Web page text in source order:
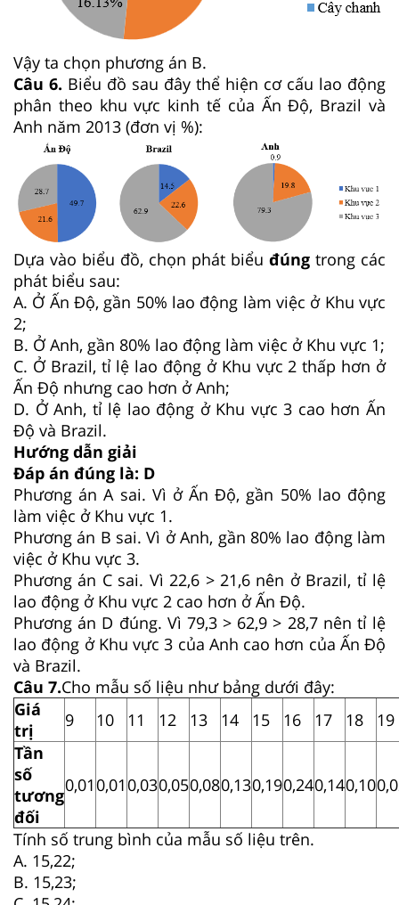
Vậy ta chọn phương án B.
Câu 6. Biểu đồ sau đây thể hiện cơ cấu lao động
phân theo khu vực kinh tế của Ấn Độ, Brazil và
Anh năm 2013 (đơn vị %):
Dựa vào biểu đồ, chọn phát biểu đúng trong các
phát biểu sau:
A. Ở Ấn Độ, gần 50% lao động làm việc ở Khu vực
2;
B. Ở Anh, gần 80% lao động làm việc ở Khu vực 1;
C. Ở Brazil, tỉ lệ lao động ở Khu vực 2 thấp hơn ở
Ấn Độ nhưng cao hơn ở Anh;
D. Ở Anh, tỉ lệ lao động ở Khu vực 3 cao hơn Ấn
Độ và Brazil.
Hướng dẫn giải
Đáp án đúng là: D
Phương án A sai. Vì ở Ấn Độ, gần 50% lao động
làm việc ở Khu vực 1.
Phương án B sai. Vì ở Anh, gần 80% lao động làm
việc ở Khu vực 3.
Phương án C sai. Vì 22,6 > 21,6 nên ở Brazil, tỉ lệ
lao động ở Khu vực 2 cao hơn ở Ấn Độ.
Phương án D đúng. Vì 79,3 > 62,9 > 28,7 nên tỉ lệ
lao động ở Khu vực 3 của Anh cao hơn của Ấn Độ
và Brazil.
Câu 7.Cho mẫu số liệu như bảng dưới đây:
Giá
trị
9 10 11 12 13 14 15 16 17 18
19
Tần
số
tương
đối
0,010,010,030,050,080,130,190,240,140,10
Tính số trung bình của mẫu số liệu trên.
A. 15,22;
B. 15,23;